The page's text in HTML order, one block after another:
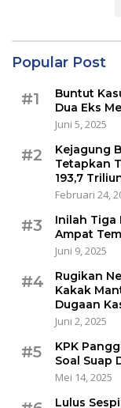
Popular Post
#1
Buntut
Dua Eks
Juni 5, 2025
#2
Kejagung
Tetapkan
193,7
Februari 24,
#3
Inilah Tiga
Ampat
Juni 9, 2025
#4
Rugikan
Kakak
Dugaan
Juni 2, 2025
#5
KPK
Soal Suap
Mei 14, 2025
Lulus